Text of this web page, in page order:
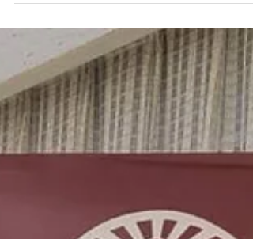
午前中か土曜日不定期で その都度ご予約い
ただきます。 お気軽にメールにてお問い合
わせください。